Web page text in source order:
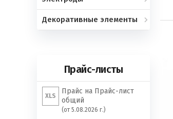
Декоративные элементы
Прайс-листы
XLS
Прайс на Прайс-лист
общий
(от 5.08.2026 г.)